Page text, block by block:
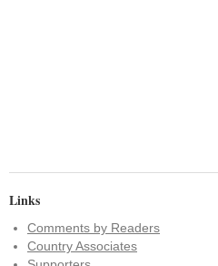
Links
Comments by Readers
Country Associates